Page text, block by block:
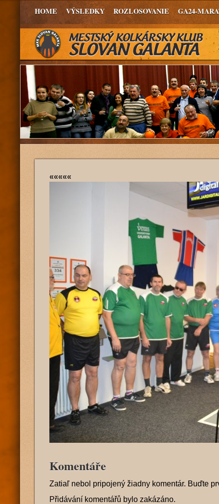
HOME VÝSLEDKY ROZLOSOVANIE GA24-
«««««
Komentáře
Zatiaľ nebol pripojený žiadny komentár. Buďte
Přidávání komentářů bylo zakázáno.